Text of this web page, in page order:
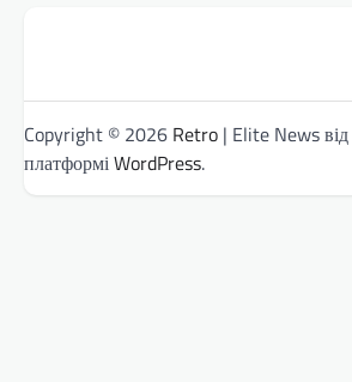
Copyright © 2026 Retro | Elite News від
платформіWordPress.